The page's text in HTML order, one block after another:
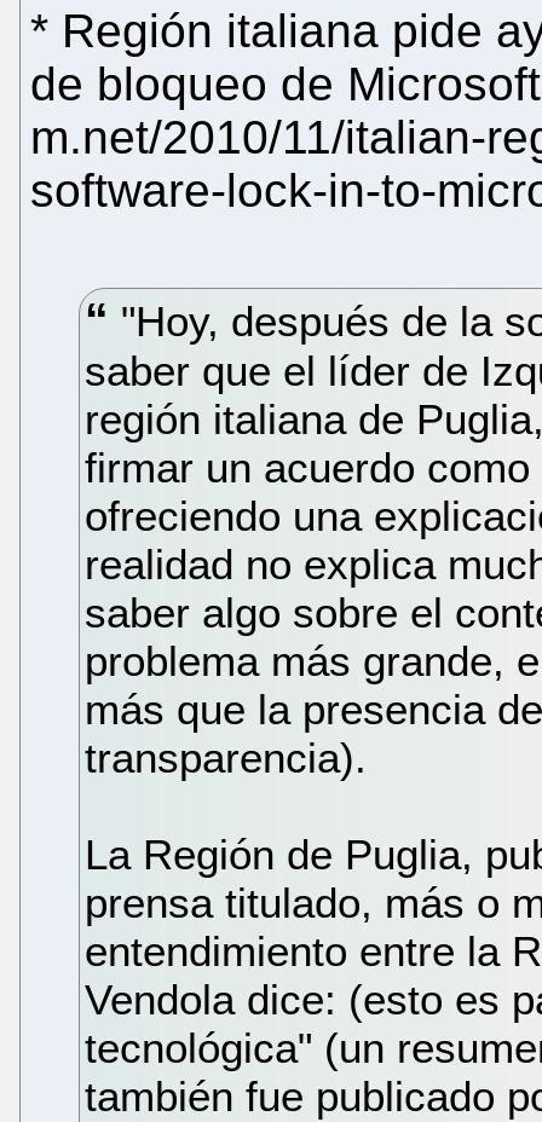
* Región italiana pide
de bloqueo de
m.net/2010/11/italian-
software-lock-in-to-
"Hoy, después de la
saber que el líder de
región italiana de
firmar un acuerdo
ofreciendo una
realidad no explica
saber algo sobre el
problema más grande,
más que la presencia
transparencia).
La Región de Puglia,
prensa titulado, más o
entendimiento entre la
Vendola dice: (esto es
tecnológica" (un
también fue publicado